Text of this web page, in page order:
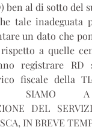
ben al di sotto del
tale inadeguata
un dato che
a quelle
registrare RD
fiscale della
SIAMO A
DEL
IN BREVE